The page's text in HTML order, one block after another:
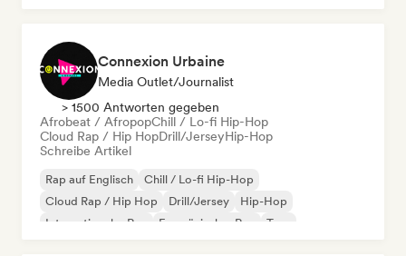
Connexion Urbaine
Media Outlet/Journalist
> 1500 Antworten gegeben
Afrobeat / AfropopChill / Lo-fi Hip-Hop
Cloud Rap / Hip HopDrill/JerseyHip-Hop
Schreibe Artikel
Rap auf Englisch
Chill / Lo-fi Hip-Hop
Cloud Rap / Hip Hop
Drill/Jersey
Hip-Hop
Internationaler Rap
Französischer Rap Trap